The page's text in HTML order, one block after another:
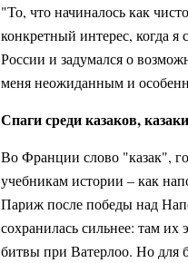
"То, что начиналось как
конкретный интерес, когда я
России и задумался о
меня неожиданным и
Спаги среди казаков,
Во Франции слово "казак",
учебникам истории – как
Париж после победы над
сохранилась сильнее: там их
битвы при Ватерлоо. Но для